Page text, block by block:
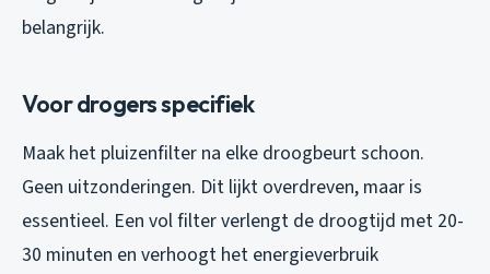
belangrijk.
Voor drogers specifiek
Maak het pluizenfilter na elke droogbeurt schoon.
Geen uitzonderingen. Dit lijkt overdreven, maar is
essentieel. Een vol filter verlengt de droogtijd met 20-
30 minuten en verhoogt het energieverbruik